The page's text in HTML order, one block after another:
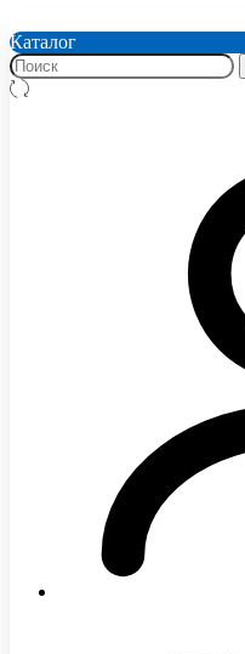
Каталог